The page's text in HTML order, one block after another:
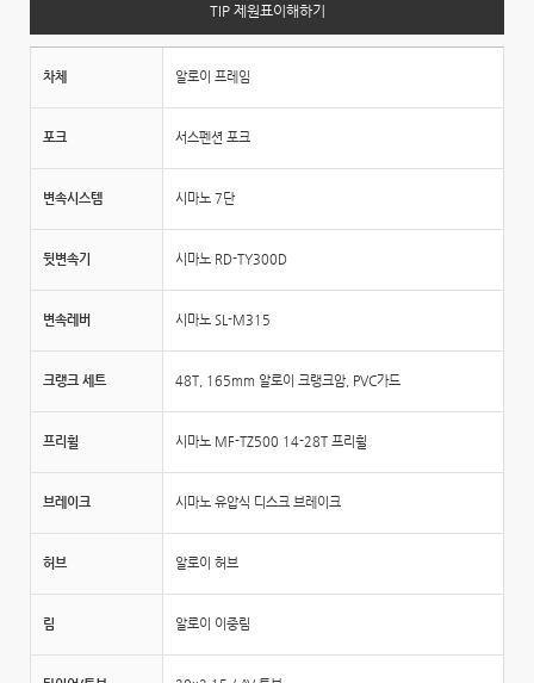
TIP 제원표이해하기
차체 알로이 프레임
포크 서스펜션 포크
변속시스템 시마노 7단
뒷변속기 시마노 RD-TY300D
변속레버 시마노 SL-M315
크랭크 세트 48T, 165mm 알로이 크랭크암, PVC가드
프리휠 시마노 MF-TZ500 14-28T 프리휠
브레이크 시마노 유압식 디스크 브레이크
허브 알로이 허브
림 알로이 이중림